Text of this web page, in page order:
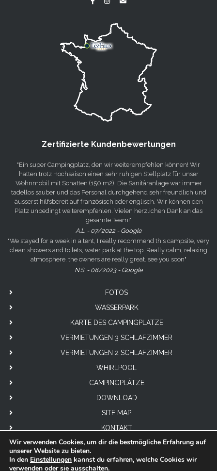
Zertifizierte Kundenbewertungen
"Ein super Campingplatz, den wir weiterempfehlen können! Wir
hatten trotz Hochsaison einen sehr ruhigen Stellplatz für unser
Wohnmobil mit Schatten (150 m2). Die Sanitäranlage war immer
tadellos sauber und das Personal durchgehend sehr freundlich und
äusserst hilfsbereit auf französisch oder englisch. Wir können den
Platz unbedingt weiterempfehlen. Vielen herzlichen Dank an das
gesamte Team!"
A.L. - 07/2022 - Google
"We stayed for a week in a tent, I really recommend this campsite, very
clean showers and toilets, water park at the top. Really calm, relaxing
atmosphere. the owners are really great. see you soon"
N.S. - 08/2023 - Google
FOTOS
WASSERPARK
KARTE DES CAMPINGPLATZE
VERMIETUNGEN 3 SCHLAFZIMMER
VERMIETUNGEN 2 SCHLAFZIMMER
WHIRLPOOL
CAMPINGPLÄTZE
DOWNLOAD
SITE MAP
KONTAKT
Wir verwenden Cookies, um dir die bestmögliche Erfahrung auf
unserer Website zu bieten.
In den Einstellungen kannst du erfahren, welche Cookies wir
verwenden oder sie ausschalten.